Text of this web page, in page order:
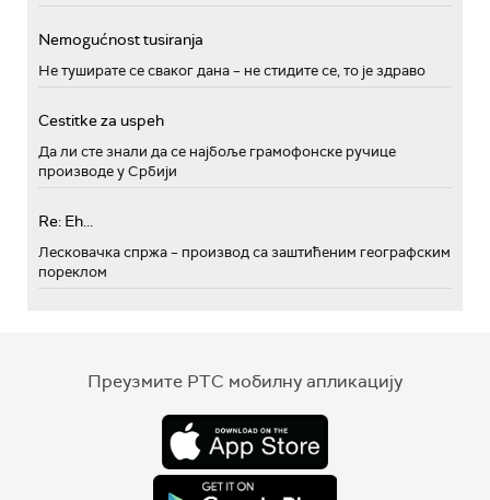
Nemogućnost tusiranja
Не туширате се сваког дана – не стидите се, то је здраво
Cestitke za uspeh
Да ли сте знали да се најбоље грамофонске ручице
производе у Србији
Re: Eh...
Лесковачка спржа – производ са заштићеним географским
пореклом
Преузмите РТС мобилну апликацију